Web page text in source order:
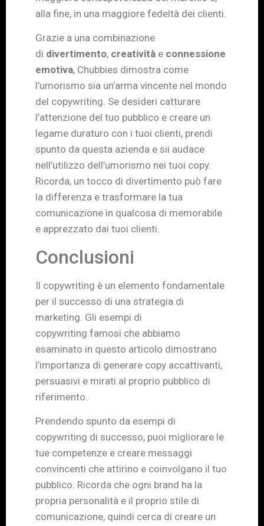
alla fine, in una maggiore fedeltà dei clienti.
Grazie a una combinazione
di divertimento, creatività e connessione
emotiva, Chubbies dimostra come
l’umorismo sia un’arma vincente nel mondo
del copywriting. Se desideri catturare
l’attenzione del tuo pubblico e creare un
legame duraturo con i tuoi clienti, prendi
spunto da questa azienda e sii audace
nell’utilizzo dell’umorismo nei tuoi copy.
Ricorda, un tocco di divertimento può fare
la differenza e trasformare la tua
comunicazione in qualcosa di memorabile
e apprezzato dai tuoi clienti.
Conclusioni
Il copywriting è un elemento fondamentale
per il successo di una strategia di
marketing. Gli esempi di
copywriting famosi che abbiamo
esaminato in questo articolo dimostrano
l’importanza di generare copy accattivanti,
persuasivi e mirati al proprio pubblico di
riferimento.
Prendendo spunto da esempi di
copywriting di successo, puoi migliorare le
tue competenze e creare messaggi
convincenti che attirino e coinvolgano il tuo
pubblico. Ricorda che ogni brand ha la
propria personalità e il proprio stile di
comunicazione, quindi cerca di creare un